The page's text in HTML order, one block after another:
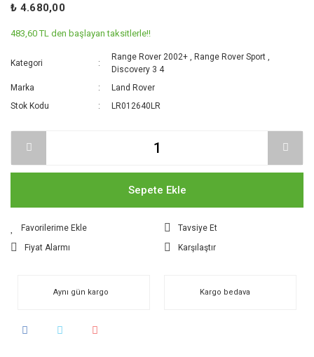
₺ 4.680,00
483,60 TL den başlayan taksitlerle!!
Kategori
Range Rover 2002+ ,Range Rover Sport
Discovery 3 4
Marka
Land Rover
Stok Kodu
LR012640LR
Sepete Ekle
Tavsiye Et
Fiyat Alarmı
Karşılaştır
Aynı gün kargo Kargo bedava